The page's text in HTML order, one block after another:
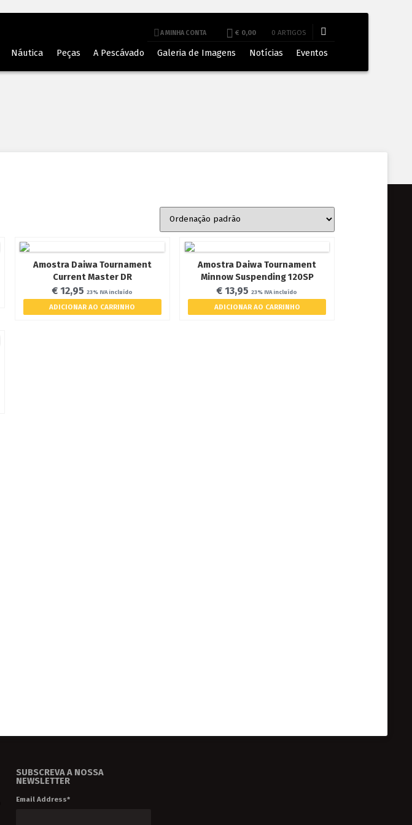
A MINHA CONTA € 0,00 0 ARTIGOS
Náutica Peças A Pescávado Galeria de Imagens Notícias Eventos
Amostra Daiwa Tournament
Current Master DR
€12,95 23% IVA incluído
ADICIONAR AO CARRINHO
Amostra Daiwa Tournament
Minnow Suspending 120SP
€ 13,95 23% IVA incluído
ADICIONAR AO CARRINHO
SUBSCREVA A NOSSA
NEWSLETTER
Email Address*